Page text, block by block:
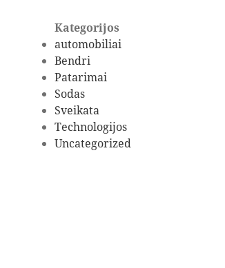
Kategorijos
automobiliai
Bendri
Patarimai
Sodas
Sveikata
Technologijos
Uncategorized